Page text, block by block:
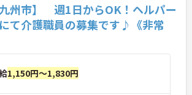
九州市】 週1日からOK！ヘルパー
て介護職員の募集です♪《非常
1,150円～1,830円